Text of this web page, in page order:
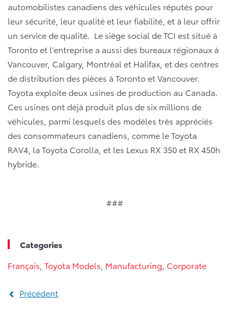
automobilistes canadiens des véhicules réputés pour
leur sécurité, leur qualité et leur fiabilité, et à leur offrir
un service de qualité. Le siège social de TCI est situé à
Toronto et l’entreprise a aussi des bureaux régionaux à
Vancouver, Calgary, Montréal et Halifax, et des centres
de distribution des pièces à Toronto et Vancouver.
Toyota exploite deux usines de production au Canada.
Ces usines ont déjà produit plus de six millions de
véhicules, parmi lesquels des modèles très appréciés
des consommateurs canadiens, comme le Toyota
RAV4, la Toyota Corolla, et les Lexus RX 350 et RX 450h
hybride.
###
Categories
Français Toyota Models Manufacturing Corporate
Précédent